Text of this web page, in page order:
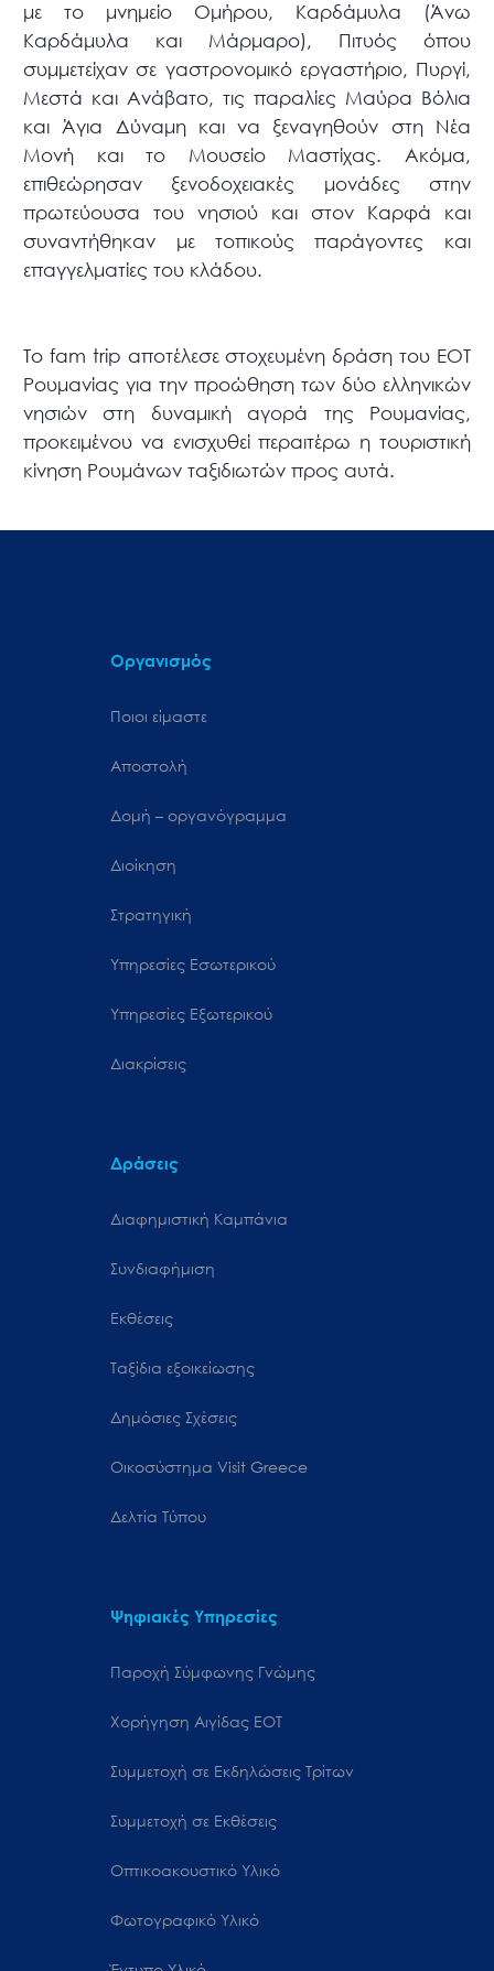
με το μνημείο Ομήρου, Καρδάμυλα (Άνω
Καρδάμυλα και Μάρμαρο), Πιτυός όπου
συμμετείχαν σε γαστρονομικό εργαστήριο, Πυργί,
Μεστά και Ανάβατο, τις παραλίες Μαύρα Βόλια
και Άγια Δύναμη και να ξεναγηθούν στη Νέα
Μονή και το Μουσείο Μαστίχας. Ακόμα,
επιθεώρησαν ξενοδοχειακές μονάδες στην
πρωτεύουσα του νησιού και στον Καρφά και
συναντήθηκαν με τοπικούς παράγοντες και
επαγγελματίες του κλάδου.
Το fam trip αποτέλεσε στοχευμένη δράση του ΕΟΤ
Ρουμανίας για την προώθηση των δύο ελληνικών
νησιών στη δυναμική αγορά της Ρουμανίας,
προκειμένου να ενισχυθεί περαιτέρω η τουριστική
κίνηση Ρουμάνων ταξιδιωτών προς αυτά.
Οργανισμός
Ποιοι είμαστε
Αποστολή
Δομή – οργανόγραμμα
Διοίκηση
Στρατηγική
Υπηρεσίες Εσωτερικού
Υπηρεσίες Εξωτερικού
Διακρίσεις
Δράσεις
Διαφημιστική Καμπάνια
Συνδιαφήμιση
Εκθέσεις
Ταξίδια εξοικείωσης
Δημόσιες Σχέσεις
Oικοσύστημα Visit Greece
Δελτία Τύπου
Ψηφιακές Υπηρεσίες
Παροχή Σύμφωνης Γνώμης
Χορήγηση Αιγίδας ΕΟΤ
Συμμετοχή σε Εκδηλώσεις Τρίτων
Συμμετοχή σε Εκθέσεις
Οπτικοακουστικό Υλικό
Φωτογραφικό Υλικό